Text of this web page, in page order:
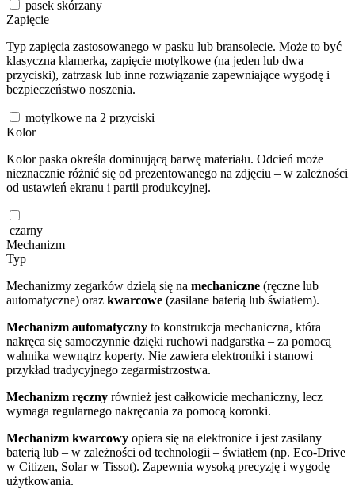
pasek skórzany
Zapięcie
Typ zapięcia zastosowanego w pasku lub bransolecie. Może to być
klasyczna klamerka, zapięcie motylkowe (na jeden lub dwa
przyciski), zatrzask lub inne rozwiązanie zapewniające wygodę i
bezpieczeństwo noszenia.
motylkowe na 2 przyciski
Kolor
Kolor paska określa dominującą barwę materiału. Odcień może
nieznacznie różnić się od prezentowanego na zdjęciu – w zależności
od ustawień ekranu i partii produkcyjnej.
czarny
Mechanizm
Typ
Mechanizmy zegarków dzielą się na mechaniczne (ręczne lub
automatyczne) oraz kwarcowe (zasilane baterią lub światłem).
Mechanizm automatyczny to konstrukcja mechaniczna, która
nakręca się samoczynnie dzięki ruchowi nadgarstka – za pomocą
wahnika wewnątrz koperty. Nie zawiera elektroniki i stanowi
przykład tradycyjnego zegarmistrzostwa.
Mechanizm ręczny również jest całkowicie mechaniczny, lecz
wymaga regularnego nakręcania za pomocą koronki.
Mechanizm kwarcowy opiera się na elektronice i jest zasilany
baterią lub – w zależności od technologii – światłem (np. Eco-Drive
w Citizen, Solar w Tissot). Zapewnia wysoką precyzję i wygodę
użytkowania.